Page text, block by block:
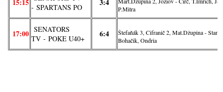
15:15 - SPARTANS PO 3:4
P.Mitra
17:00 SENATORS
TV - POKE U40+ 6:4
Štefaňák 3, Cifranič 2, Mat.Džupina -
Bohačik, Ondria